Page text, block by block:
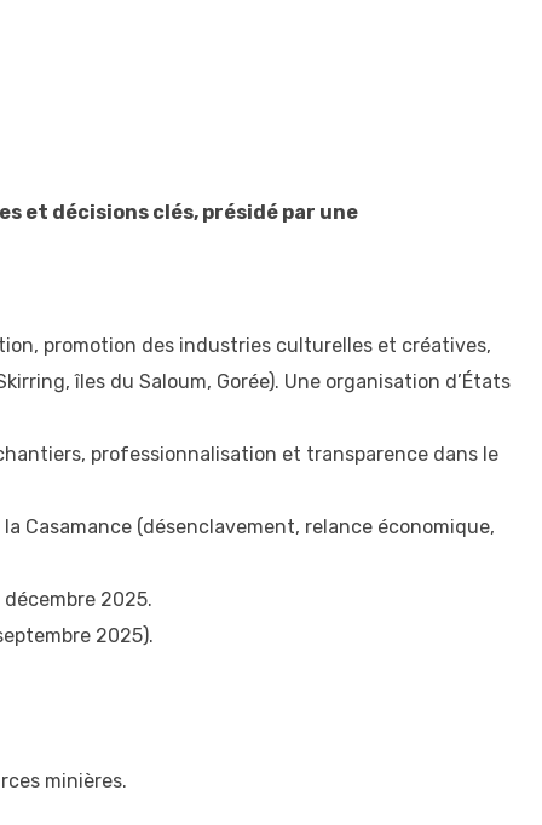
et décisions clés, présidé par une
promotion des industries culturelles et créatives,
îles du Saloum, Gorée). Une organisation d’États
professionnalisation et transparence dans le
Casamance (désenclavement, relance économique,
2025.
2025).
minières.